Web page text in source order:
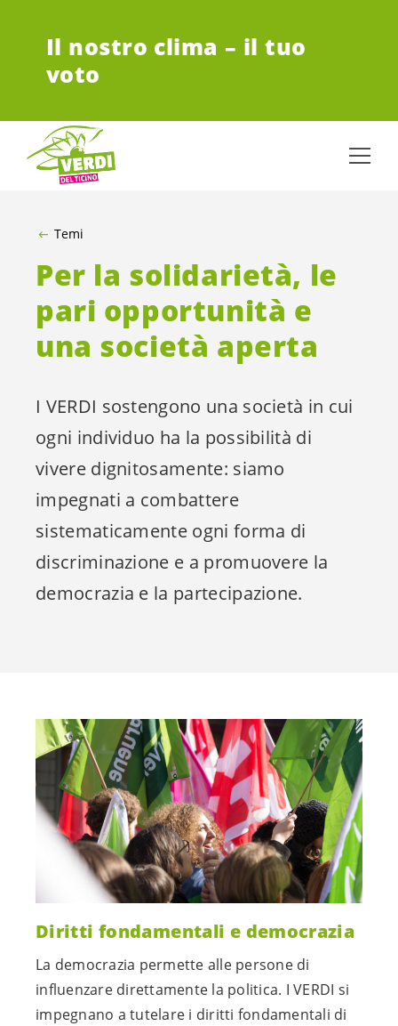
Il nostro clima – il tuo
voto
Temi
Per la solidarietà, le
pari opportunità e
una società aperta
I VERDI sostengono una società in cui
ogni individuo ha la possibilità di
vivere dignitosamente: siamo
impegnati a combattere
sistematicamente ogni forma di
discriminazione e a promuovere la
democrazia e la partecipazione.
Diritti fondamentali e democrazia
La democrazia permette alle persone di
influenzare direttamente la politica. I VERDI si
impegnano a tutelare i diritti fondamentali di